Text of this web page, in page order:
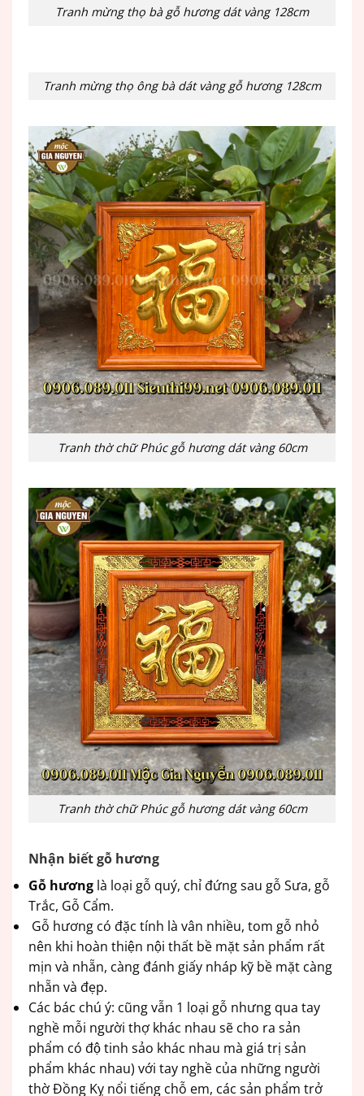
Tranh mừng thọ bà gỗ hương dát vàng 128cm
Tranh mừng thọ ông bà dát vàng gỗ hương 128cm
Tranh thờ chữ Phúc gỗ hương dát vàng 60cm
Tranh thờ chữ Phúc gỗ hương dát vàng 60cm
Nhận biết gỗ hương
Gỗ hương là loại gỗ quý, chỉ đứng sau gỗ Sưa, gỗ
Trắc, Gỗ Cẩm.
Gỗ hương có đặc tính là vân nhiều, tom gỗ nhỏ
nên khi hoàn thiện nội thất bề mặt sản phẩm rất
mịn và nhẵn, càng đánh giấy nháp kỹ bề mặt càng
nhẵn và đẹp.
Các bác chú ý: cũng vẫn 1 loại gỗ nhưng qua tay
nghề mỗi người thợ khác nhau sẽ cho ra sản
phẩm có độ tinh sảo khác nhau mà giá trị sản
phẩm khác nhau) với tay nghề của những người
thờ Đồng Kỵ nổi tiếng chỗ em, các sản phẩm trở